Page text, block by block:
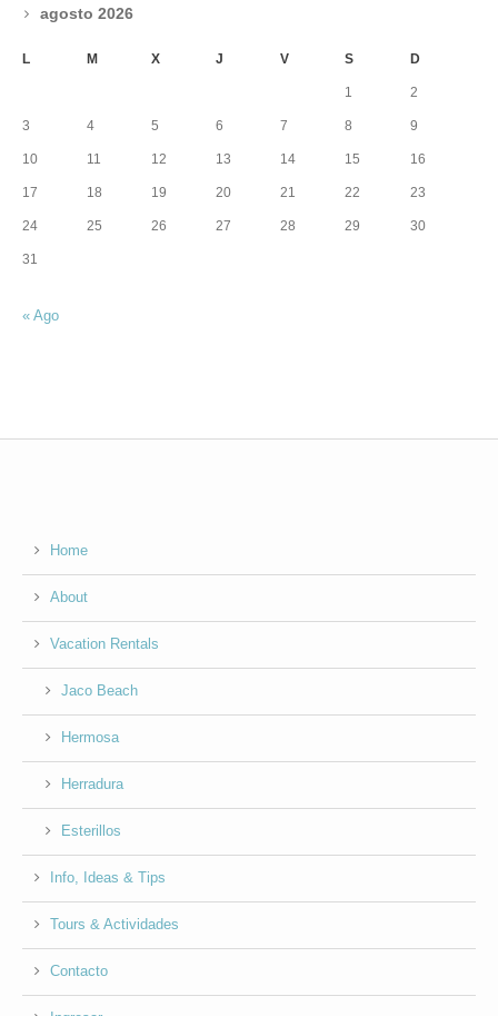
agosto 2026
L M X J V S D
1 2
3 4 5 6 7 8 9
10 11 12 13 14 15 16
17 18 19 20 21 22 23
24 25 26 27 28 29 30
31
« Ago
Home
About
Vacation Rentals
Jaco Beach
Hermosa
Herradura
Esterillos
Info, Ideas & Tips
Tours & Actividades
Contacto